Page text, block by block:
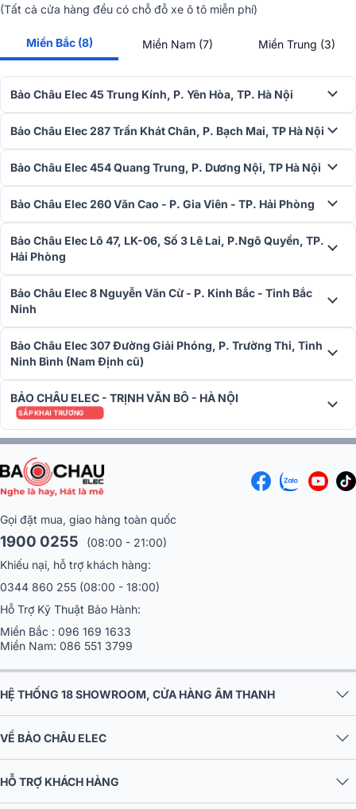
Loa nghe nhạc Focal Theva N3trang bị hệ thống 4 loa 3 đường
xuất hiện trên dòng loa đặt sàn của Focal, 1 củ loa mid 6.5” (16.5cm)
Slatefiber kết hợp với 1 loa tweeter TNF vòm ngược 1" Al/Mg mang
đến âm thanh toàn dải sống động và chi tiết.
Nhờ độ nghiêng của giá đỡ loa Focal Theva N3 Time Alignment với
âm trường tối ưu, trải nghiệm người nghe được tập trung để thưởng
thức âm thanh chính xác hoàn hảo.
Âm trầm / trung hình nón Slatefiber
Focal Theva N3 được trang bị 3 củ loa trầm / trung đường kính
6.5inch (16.51cm) sử dụng công nghệ độc quyền SlateFiber với
màng nón làm từ sợi carbon tái chế được sử dụng làm hợp chất kẹp
(Tất cả cửa hàng đều có chỗ đỗ xe ô tô miễn phí)
Miền Bắc (8) Miền Nam (7) Miền Trung (3)
Bảo Châu Elec 45 Trung Kính, P. Yên Hòa, TP. Hà Nội
Bảo Châu Elec 287 Trần Khát Chân, P. Bạch Mai, TP Hà Nội
Bảo Châu Elec 454 Quang Trung, P. Dương Nội, TP Hà Nội
Bảo Châu Elec 260 Văn Cao - P. Gia Viên - TP. Hải Phòng
Bảo Châu Elec Lô 47, LK-06, Số 3 Lê Lai, P.Ngô Quyền, TP.
Hải Phòng
Bảo Châu Elec 8 Nguyễn Văn Cừ - P. Kinh Bắc - Tỉnh Bắc
Ninh
Bảo Châu Elec 307 Đường Giải Phóng, P. Trường Thi, Tỉnh
Ninh Bình (Nam Định cũ)
BẢO CHÂU ELEC - TRỊNH VĂN BÔ - HÀ NỘI
SẮP KHAI TRƯƠNG
Gọi đặt mua, giao hàng toàn quốc
1900 0255
(08:00 - 21:00)
Khiếu nại, hỗ trợ khách hàng:
0344 860 255 (08:00 - 18:00)
Hỗ Trợ Kỹ Thuật Bảo Hành:
Miền Bắc : 096 169 1633
Miền Nam: 086 551 3799
HỆ THỐNG 18 SHOWROOM, CỬA HÀNG ÂM THANH
VỀ BẢO CHÂU ELEC
HỖ TRỢ KHÁCH HÀNG